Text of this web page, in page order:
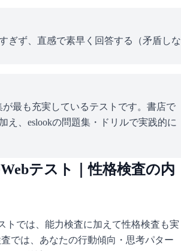
ぎず、直感で素早く回答する（矛盾しな
が最も充実しているテストです。書店で
え、eslookの問題集・ドリルで実践的に
テスト｜性格検査の内
トでは、能力検査に加えて性格検査も実
では、あなたの行動傾向・思考パター